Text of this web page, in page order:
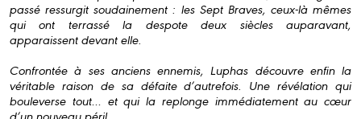
passé ressurgit soudainement : les Sept Braves, ceux-là mêmes
qui ont terrassé la despote deux siècles auparavant,
apparaissent devant elle.
Confrontée à ses anciens ennemis, Luphas découvre enfin la
véritable raison de sa défaite d’autrefois. Une révélation qui
bouleverse tout… et qui la replonge immédiatement au cœur
d’un nouveau péril.